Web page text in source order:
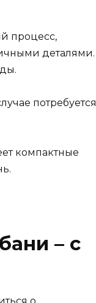
процесс,
деталями.
потребуется
компактные
– с
о